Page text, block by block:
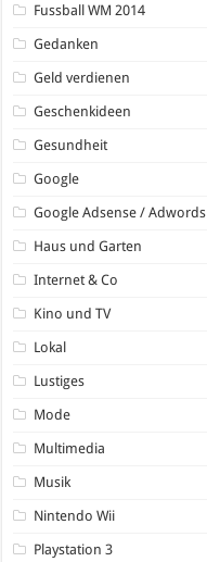
Fussball WM 2014
Gedanken
Geld verdienen
Geschenkideen
Gesundheit
Google
Google Adsense / Adwords
Haus und Garten
Internet & Co
Kino und TV
Lokal
Lustiges
Mode
Multimedia
Musik
Nintendo Wii
Playstation 3